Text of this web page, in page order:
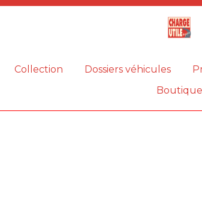
Collection Dossiers véhicules
Boutique